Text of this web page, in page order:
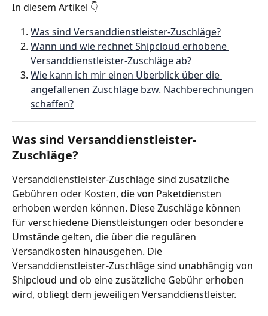
In diesem Artikel 👇
Was sind Versanddienstleister-Zuschläge?
Wann und wie rechnet Shipcloud erhobene
Versanddienstleister-Zuschläge ab?
Wie kann ich mir einen Überblick über die
angefallenen Zuschläge bzw. Nachberechnungen
schaffen?
Was sind Versanddienstleister-
Zuschläge?
Versanddienstleister-Zuschläge sind zusätzliche
Gebühren oder Kosten, die von Paketdiensten
erhoben werden können. Diese Zuschläge können
für verschiedene Dienstleistungen oder besondere
Umstände gelten, die über die regulären
Versandkosten hinausgehen. Die
Versanddienstleister-Zuschläge sind unabhängig von
Shipcloud und ob eine zusätzliche Gebühr erhoben
wird, obliegt dem jeweiligen Versanddienstleister.